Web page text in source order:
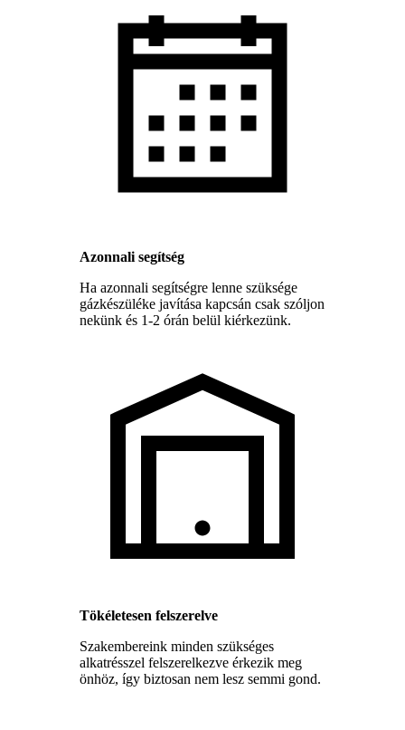
Azonnali segítség
Ha azonnali segítségre lenne szüksége
gázkészüléke javítása kapcsán csak szóljon
nekünk és 1-2 órán belül kiérkezünk.
Tökéletesen felszerelve
Szakembereink minden szükséges
alkatrésszel felszerelkezve érkezik meg
önhöz, így biztosan nem lesz semmi gond.